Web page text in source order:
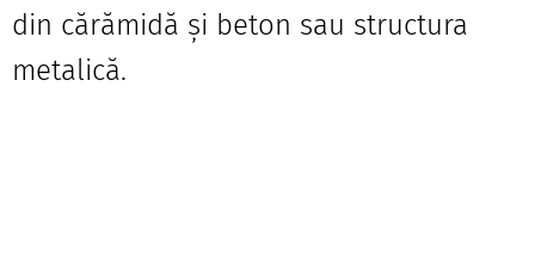
din cărămidă și beton sau structura
metalică.